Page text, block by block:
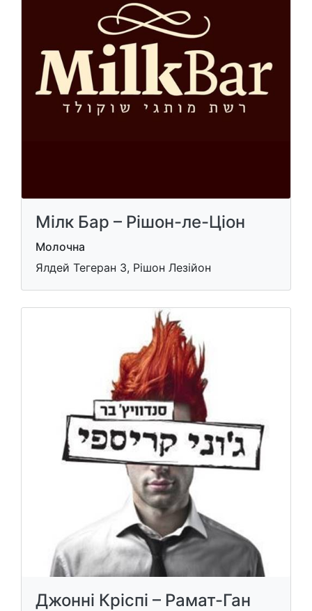
Мілк Бар – Рішон-ле-Ціон
Молочна
Ялдей Тегеран 3, Рішон Лезійон
Джонні Кріспі – Рамат-Ган